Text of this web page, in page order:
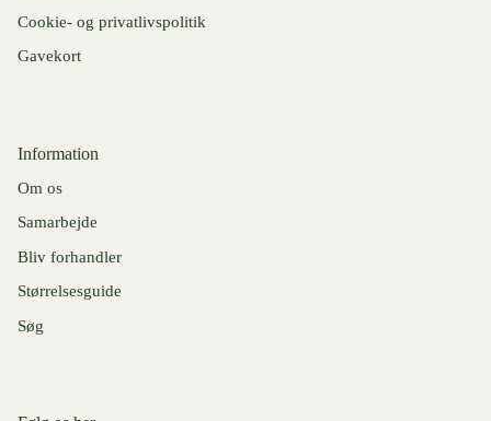
Cookie- og privatlivspolitik
Gavekort
Information
Om os
Samarbejde
Bliv forhandler
Størrelsesguide
Søg